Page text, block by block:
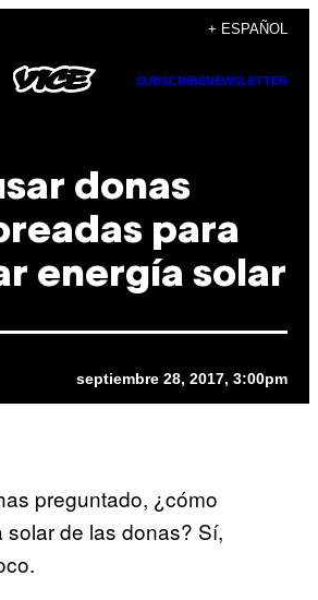
+ ESPAÑOL
SUBSCRIBENEWSLETTER
donas
para
energía solar
septiembre 28, 2017, 3:00pm
preguntado, ¿cómo
solar de las donas? Sí,